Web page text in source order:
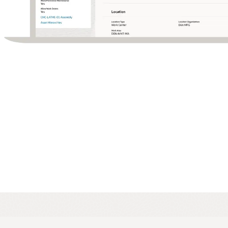
ورقة بيانات: Oracle Cloud Maintenance (PDF)
قرارات الشراء القائمة على الرؤى
الحصول على رؤى حول أفضل الموردين، واختيار الموردين بناءً على الجودة
والتسليم في الوقت المحدد والسعر.